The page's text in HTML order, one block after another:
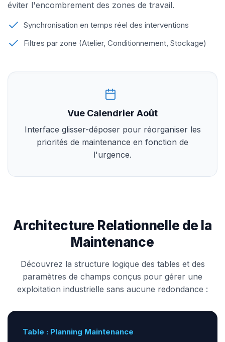
éviter l'encombrement des zones de travail.
Synchronisation en temps réel des interventions
Filtres par zone (Atelier, Conditionnement, Stockage)
Vue Calendrier Août
Interface glisser-déposer pour réorganiser les
priorités de maintenance en fonction de
l'urgence.
Architecture Relationnelle de la
Maintenance
Découvrez la structure logique des tables et des
paramètres de champs conçus pour gérer une
exploitation industrielle sans aucune redondance :
Table : Planning Maintenance